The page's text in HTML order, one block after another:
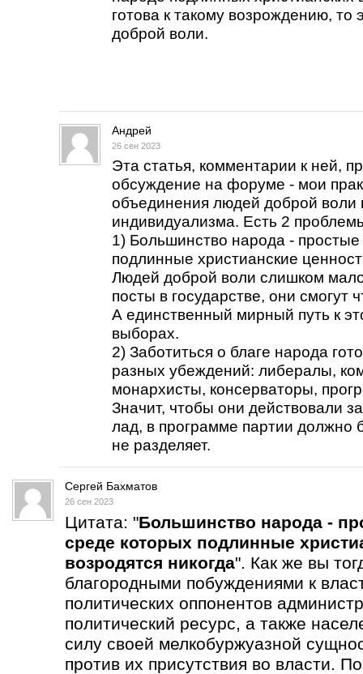
готова к такому возрождению,
доброй воли.
Андрей
26 сен 2023
Эта статья, комментарии к ней,
обсуждение на форуме - мои
объединения людей доброй воли
индивидуализма. Есть 2
1) Большинство народа -
подлинные христианские
Людей доброй воли слишком
посты в государстве, они смогут
А единственный мирный путь к
выборах.
2) Заботиться о благе народа
разных убеждений: либералы,
монархисты, консерваторы,
Значит, чтобы они действовали
лад, в программе партии должно
не разделяет.
Сергей Бахматов
26 сен 2023
Цитата: "Большинство народа -
среде которых подлинные
возродятся никогда". Как же вы
благородными побуждениями к
политических оппонентов
политический ресурс, а также
силу своей мелкобуржуазной
против их присутствия во власти.